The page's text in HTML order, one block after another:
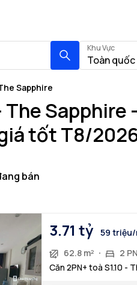
Khu Vực
Toàn quốc
Sapphire
The
tốt T8/
bán
3.71 tỷ
59 triệu/
62.8 m²
2 PN
Căn 2PN+ toà S1.10 -